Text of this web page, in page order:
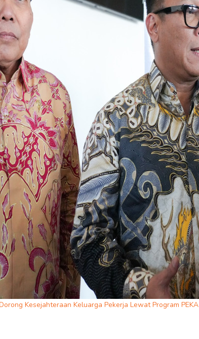
Kesejahteraan Keluarga Pekerja Lewat Program PEKA